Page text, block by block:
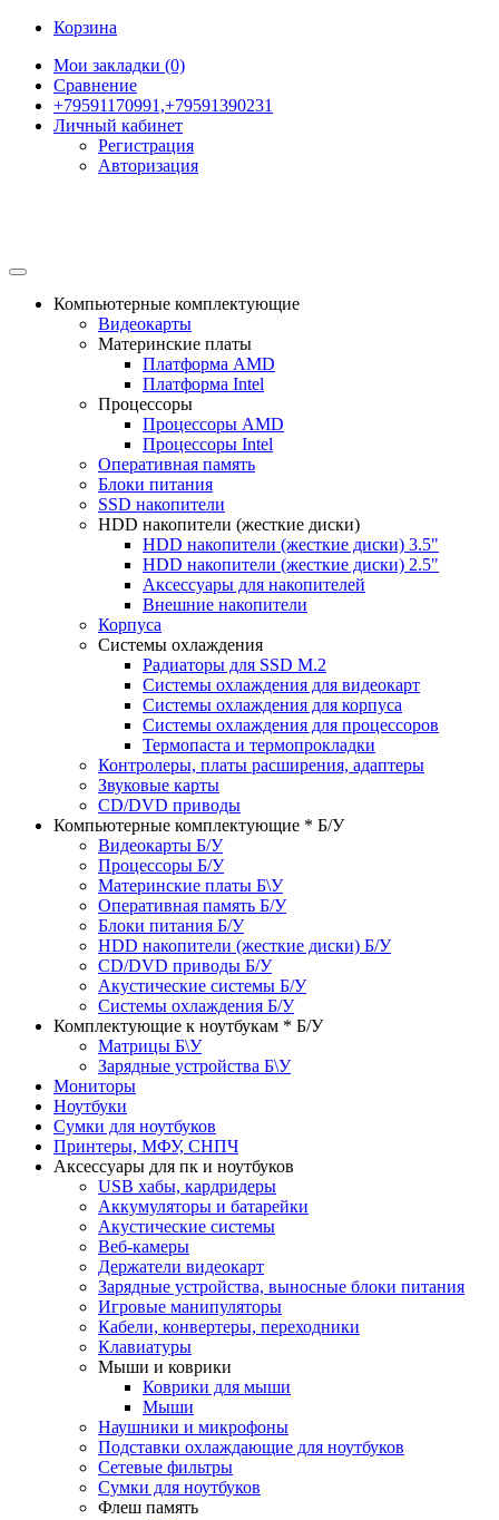
Корзина
Мои закладки (0)
Сравнение
+79591170991,+79591390231
Личный кабинет
Регистрация
Авторизация
Компьютерные комплектующие
Видеокарты
Материнские платы
Платформа AMD
Платформа Intel
Процессоры
Процессоры AMD
Процессоры Intel
Оперативная память
Блоки питания
SSD накопители
HDD накопители (жесткие диски)
HDD накопители (жесткие диски) 3.5"
HDD накопители (жесткие диски) 2.5"
Аксессуары для накопителей
Внешние накопители
Корпуса
Системы охлаждения
Радиаторы для SSD M.2
Системы охлаждения для видеокарт
Системы охлаждения для корпуса
Системы охлаждения для процессоров
Термопаста и термопрокладки
Контролеры, платы расширения, адаптеры
Звуковые карты
CD/DVD приводы
Компьютерные комплектующие * Б/У
Видеокарты Б/У
Процессоры Б/У
Материнские платы Б\У
Оперативная память Б/У
Блоки питания Б/У
HDD накопители (жесткие диски) Б/У
CD/DVD приводы Б/У
Акустические системы Б/У
Системы охлаждения Б/У
Комплектующие к ноутбукам * Б/У
Матрицы Б\У
Зарядные устройства Б\У
Мониторы
Ноутбуки
Сумки для ноутбуков
Принтеры, МФУ, СНПЧ
Аксессуары для пк и ноутбуков
USB хабы, кардридеры
Аккумуляторы и батарейки
Акустические системы
Веб-камеры
Держатели видеокарт
Зарядные устройства, выносные блоки питания
Игровые манипуляторы
Кабели, конвертеры, переходники
Клавиатуры
Мыши и коврики
Коврики для мыши
Мыши
Наушники и микрофоны
Подставки охлаждающие для ноутбуков
Сетевые фильтры
Сумки для ноутбуков
Флеш память